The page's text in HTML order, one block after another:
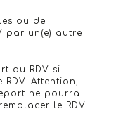
ou de
par un(e) autre
du RDV si
Attention,
ne pourra
le RDV